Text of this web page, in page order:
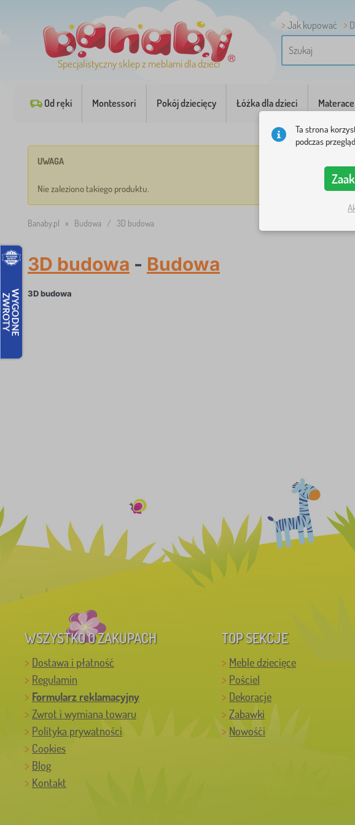
Specjalistyczny sklep z meblami dla dzieci
Jak kupować
Od ręki Montessori Pokój dziecięcy Łóżka dla dzieci
UWAGA
Nie zaleziono takiego produktu.
Banaby.pl » Budowa / 3D budowa
3D budowa - Budowa
3D budowa
WSZYSTKO O ZAKUPACH
Dostawa i płatność
Regulamin
Formularz reklamacyjny
Zwrot i wymiana towaru
Polityka prywatności
Cookies
Blog
Kontakt
TOP SEKCJE
Meble dziecięce
Pościel
Dekoracje
Zabawki
Nowośći
Ta strona
podczas